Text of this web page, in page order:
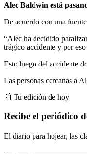
Alec Baldwin está
De acuerdo con una
“Alec ha decidido
trágico accidente y por eso
Esto luego del accidente
Las personas cercanas a
📰 Tu edición de hoy
Recibe el periódico
El diario para hojear, las